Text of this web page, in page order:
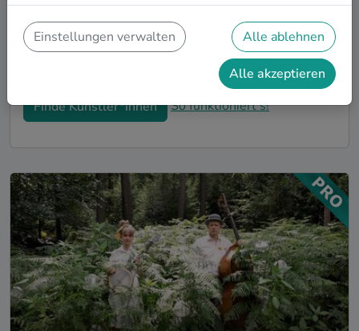
Country Singer-Songwriter*innen und
stimmungsvolle Bands, die eure Feierlichkeiten und
den Hochzeits-Sektempfang in Bonn perfekt
Finde Künstler*innen So funktioniert's!
Einstellungen verwalten Alle ablehnen
Alle akzeptieren